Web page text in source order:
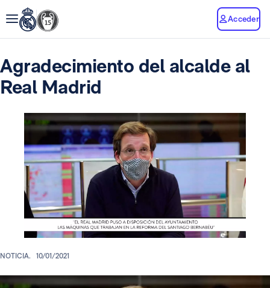
Acceder
Agradecimiento del alcalde al
Real Madrid
NOTICIA. 10/01/2021